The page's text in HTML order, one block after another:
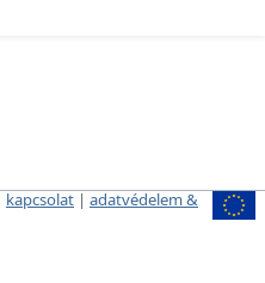
kapcsolat | adatvédelem &